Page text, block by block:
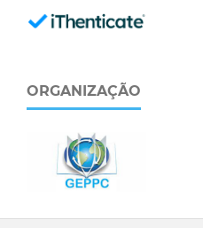
ORGANIZAÇÃO